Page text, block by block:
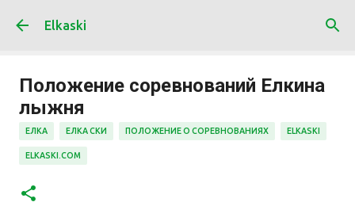
Elkaski
Положение соревнований Елкина
лыжня
ЕЛКА ЕЛКА СКИ ПОЛОЖЕНИЕ О СОРЕВНОВАНИЯХ ELKASKI
ELKASKI.COM